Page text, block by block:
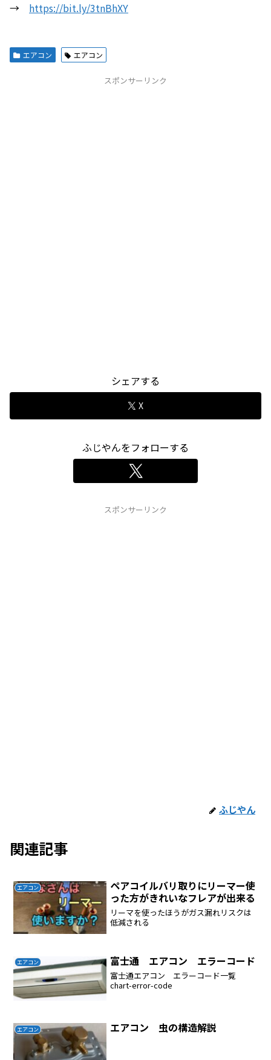
→ https://bit.ly/3tnBhXY
エアコン エアコン
スポンサーリンク
シェアする
X
ふじやんをフォローする
スポンサーリンク
ふじやん
関連記事
エアコン
ペアコイルバリ取りにリーマー使
った方がきれいなフレアが出来る
リーマを使ったほうがガス漏れリスクは
低減される
エアコン 富士通 エアコン エラーコード
富士通エアコン エラーコード一覧
chart-error-code
エアコン エアコン 虫の構造解説